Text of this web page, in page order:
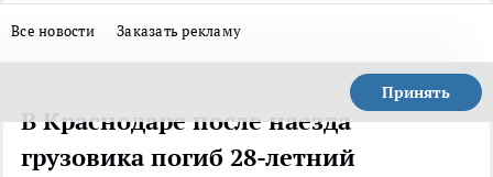
Все новости Заказать рекламу
Принять
В Краснодаре после наезда
грузовика погиб 28-летний